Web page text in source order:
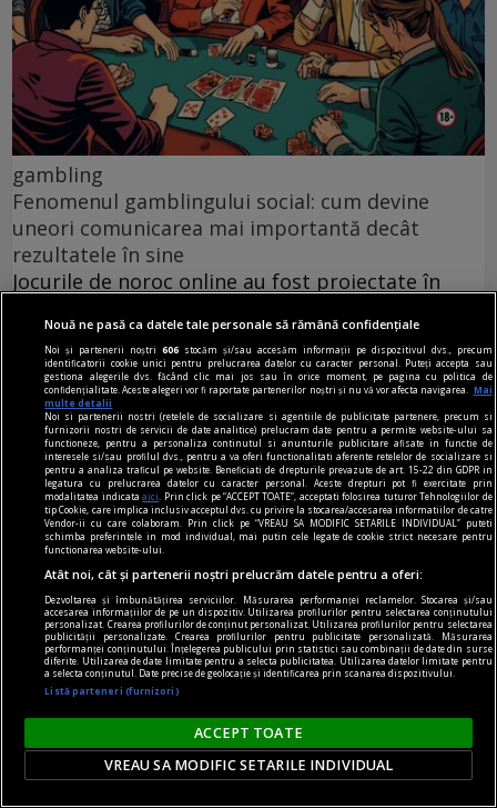
gambling
Fenomenul gamblingului social: cum devine
uneori comunicarea mai importantă decât
rezultatele în sine
Jocurile de noroc online au fost proiectate în
propriu, de la distanță, oferind intimitate -
utilizatorul interacționează asumat doar cu
operatorul platformei iGaming.
cititori
„Insula” care unește. Cum aduni într-un spațiu
mic o comunitate de cititori?
Nouă ne pasă ca datele tale personale să rămână confidențiale
Noi și partenerii noștri606 stocăm și/sau accesăm informații pe dispozitivul dvs., precum
identificatorii cookie unici pentru prelucrarea datelor cu caracter personal. Puteți accepta sau
gestiona alegerile dvs. făcând clic mai jos sau în orice moment, pe pagina cu politica de
confidențialitate. Aceste alegeri vor fi raportate partenerilor noștri și nu vă vor afecta navigarea.
Mai
multe detalii
Noi si partenerii nostri (retelele de socializare si agentiile de publicitate partenere, precum si
furnizorii nostri de servicii de date analitice) prelucram date pentru a permite website-ului sa
functioneze, pentru a personaliza continutul si anunturile publicitare afisate in functie de
interesele si/sau profilul dvs., pentru a va oferi functionalitati aferente retelelor de socializare si
pentru a analiza traficul pe website. Beneficiati de drepturile prevazute de art. 15-22 din GDPR in
legatura cu prelucrarea datelor cu caracter personal. Aceste drepturi pot fi exercitate prin
modalitatea indicataaici
. Prin click pe “ACCEPT TOATE”, acceptati folosirea tuturor Tehnologiilor de
tip Cookie, care implica inclusiv acceptul dvs. cu privire la stocarea/accesarea informatiilor de catre
Vendor-ii cu care colaboram. Prin click pe “VREAU SA MODIFIC SETARILE INDIVIDUAL” puteti
schimba preferintele in mod individual, mai putin cele legate de cookie strict necesare pentru
functionarea website-ului.
Atât noi, cât și partenerii noștri prelucrăm datele pentru a oferi:
Dezvoltarea și îmbunătățirea serviciilor. Măsurarea performanței reclamelor. Stocarea și/sau
accesarea informațiilor de pe un dispozitiv. Utilizarea profilurilor pentru selectarea conținutului
personalizat. Crearea profilurilor de conținut personalizat. Utilizarea profilurilor pentru selectarea
publicității personalizate. Crearea profilurilor pentru publicitate personalizată. Măsurarea
performanței conținutului. Înțelegerea publicului prin statistici sau combinații de date din surse
diferite. Utilizarea de date limitate pentru a selecta publicitatea. Utilizarea datelor limitate pentru
a selecta conținutul. Date precise de geolocație și identificarea prin scanarea dispozitivului.
Listă parteneri (furnizori)
ACCEPT TOATE
VREAU SA MODIFIC SETARILE INDIVIDUAL